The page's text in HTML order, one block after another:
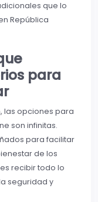
que lo
República
para
las opciones para
son infinitas.
para facilitar
de los
recibir todo lo
seguridad y